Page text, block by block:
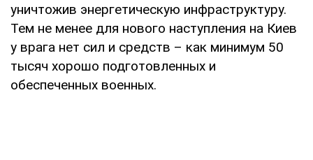
уничтожив энергетическую инфраструктуру.
Тем не менее для нового наступления на Киев
у врага нет сил и средств – как минимум 50
тысяч хорошо подготовленных и
обеспеченных военных.